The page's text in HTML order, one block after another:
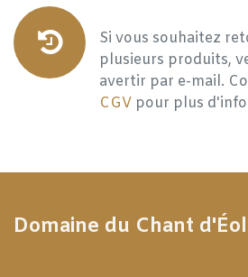
Si vous souhaitez
plusieurs produits,
avertir par e-mail.
CGV pour plus
Domaine du Chant